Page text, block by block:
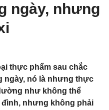
ngày, nhưng
thực phẩm sau chắc
ngày, nó là nhưng thực
như không thể
nhưng không phải